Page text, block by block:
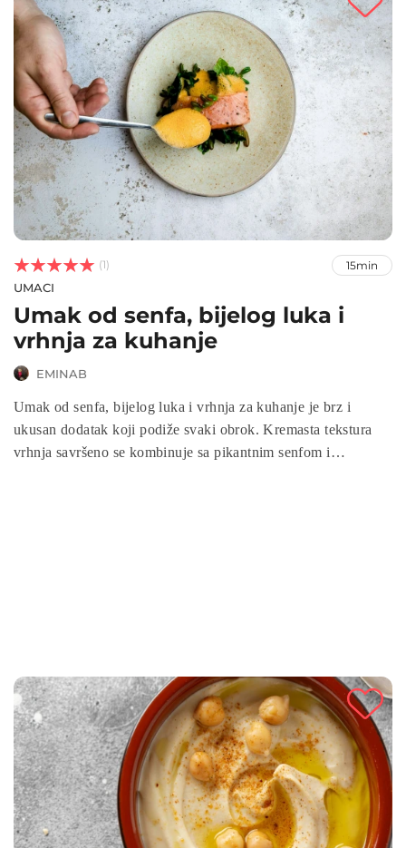


 (1) 15min
UMACI
Umak od senfa, bijelog luka i
vrhnja za kuhanje
EMINAB
Umak od senfa, bijelog luka i vrhnja za kuhanje je brz i
ukusan dodatak koji podiže svaki obrok. Kremasta tekstura
vrhnja savršeno se kombinuje sa pikantnim senfom i